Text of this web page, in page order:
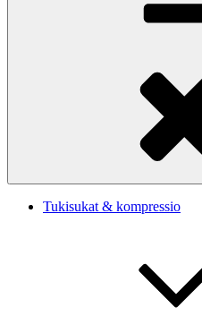
Tukisukat & kompressio